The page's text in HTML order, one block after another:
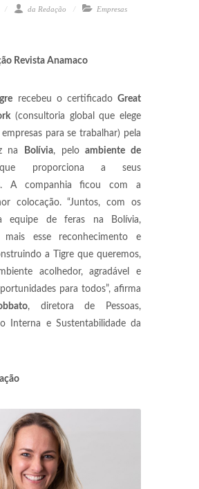
da Redação Empresas
Revista Anamaco
recebeu o certificadoGreat
(consultoria global que elege
para se trabalhar) pela
na
Bolívia, peloambiente de
proporciona a seus
A companhia ficou com a
colocação. “Juntos, com os
equipe de feras na Bolívia,
mais esse reconhecimento e
a Tigre que queremos,
acolhedor, agradável e
para todos”, afirma
, diretora de Pessoas,
Interna e Sustentabilidade da